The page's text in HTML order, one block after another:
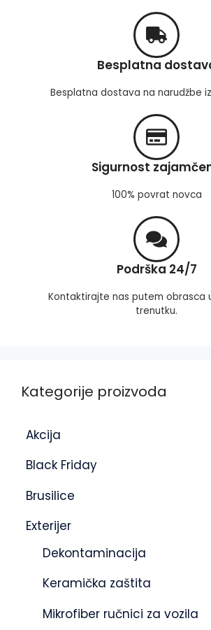
Besplatna
Besplatna dostava na narudžbe
Sigurnost
100% povrat novca
Podrška 24/7
Kontaktirajte nas putem obrasca
trenutku.
Kategorije proizvoda
Akcija
Black Friday
Brusilice
Exterijer
Dekontaminacija
Keramička zaštita
Mikrofiber ručnici za vozila